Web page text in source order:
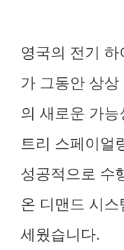
영국의 전기
가 그동안 상
의 새로운 가
트리 스페이얼
성공적으로 수
온 디맨드 시
세웠습니다.